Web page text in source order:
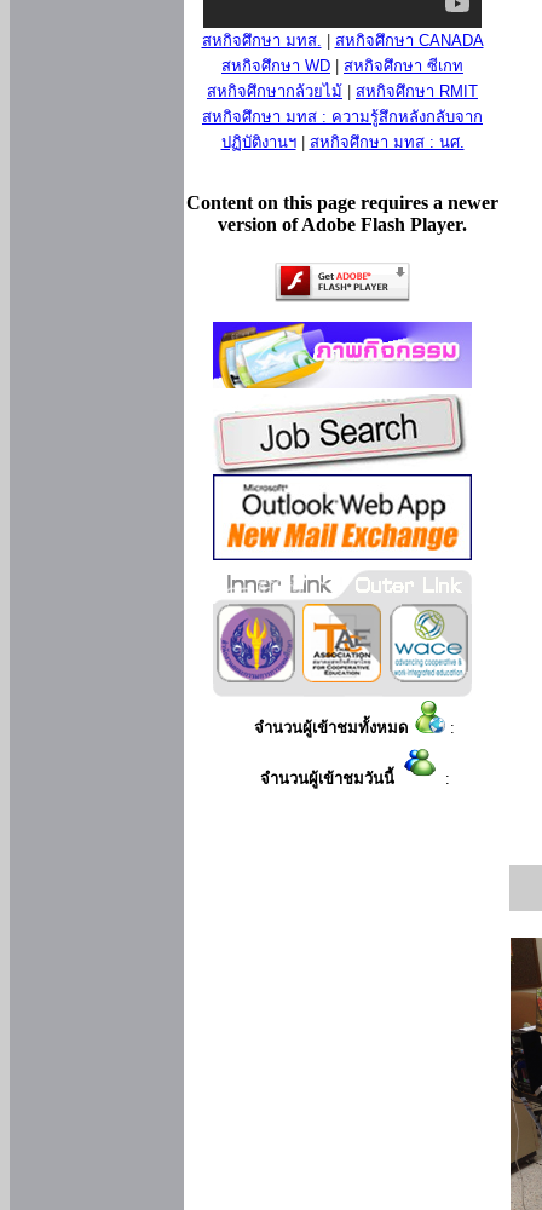
สหกิจศึกษา มทส.
สหกิจศึกษา CANADA
สหกิจศึกษา WD
สหกิจศึกษา ซีเกท
สหกิจศึกษากล้วยไม้
สหกิจศึกษา RMIT
สหกิจศึกษา มทส : ความรู้สึกหลังกลับจาก
ปฏิบัติงานฯ| สหกิจศึกษา มทส : นศ.
Content on this page requires a newer
version of Adobe Flash Player.
จำนวนผู้เข้าชมทั้งหมด :
จำนวนผู้เข้าชมวันนี้ :